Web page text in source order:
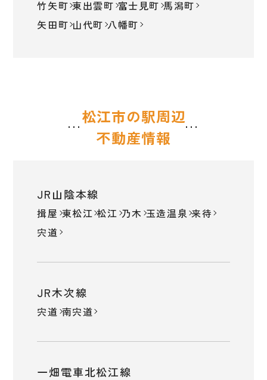
竹矢町 東出雲町 富士見町 馬潟町
矢田町 山代町 八幡町
松江市の駅周辺
不動産情報
JR山陰本線
揖屋 東松江 松江 乃木 玉造温泉 来待
宍道
JR木次線
宍道 南宍道
一畑電車北松江線